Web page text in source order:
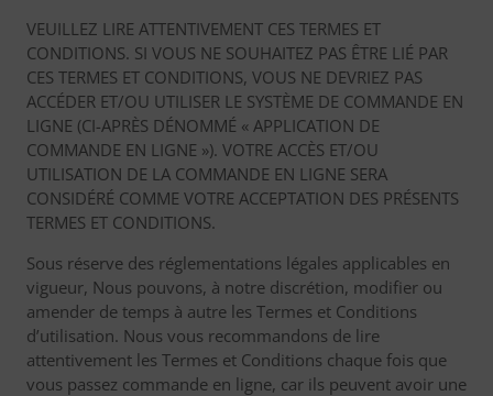
VEUILLEZ LIRE ATTENTIVEMENT CES TERMES ET
CONDITIONS. SI VOUS NE SOUHAITEZ PAS ÊTRE LIÉ PAR
CES TERMES ET CONDITIONS, VOUS NE DEVRIEZ PAS
ACCÉDER ET/OU UTILISER LE SYSTÈME DE COMMANDE EN
LIGNE (CI-APRÈS DÉNOMMÉ « APPLICATION DE
COMMANDE EN LIGNE »). VOTRE ACCÈS ET/OU
UTILISATION DE LA COMMANDE EN LIGNE SERA
CONSIDÉRÉ COMME VOTRE ACCEPTATION DES PRÉSENTS
TERMES ET CONDITIONS.
Sous réserve des réglementations légales applicables en
vigueur, Nous pouvons, à notre discrétion, modifier ou
amender de temps à autre les Termes et Conditions
d’utilisation. Nous vous recommandons de lire
attentivement les Termes et Conditions chaque fois que
vous passez commande en ligne, car ils peuvent avoir une